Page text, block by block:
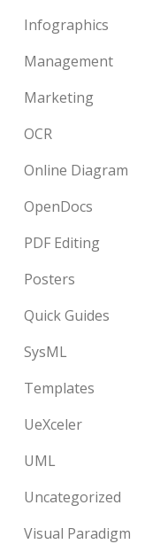
Infographics
Management
Marketing
OCR
Online Diagram
OpenDocs
PDF Editing
Posters
Quick Guides
SysML
Templates
UeXceler
UML
Uncategorized
Visual Paradigm